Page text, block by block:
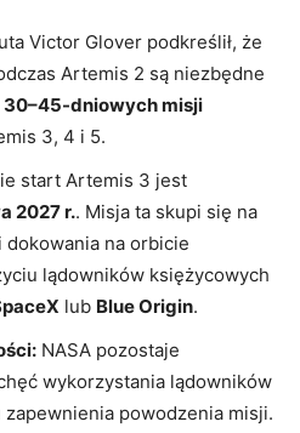
Victor Glover podkreślił, że
Artemis 2 są niezbędne
30–45-dniowych misji
3, 4 i 5.
start Artemis 3 jest
2027 r.. Misja ta skupi się na
dokowania na orbicie
lądowników księżycowych
lub Blue Origin.
NASA pozostaje
wykorzystania lądowników
powodzenia misji.